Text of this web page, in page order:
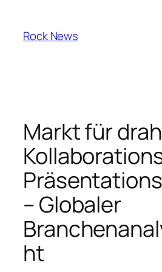
content
Rock News
Markt für
– Globaler
ht